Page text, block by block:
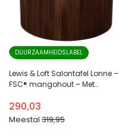
DUURZAAMHEIDSLABEL
Lewis & Loft Salontafel Lonne –
FSC® mangohout – Met
Walnoot bruin
290,03
Meestal 319,95